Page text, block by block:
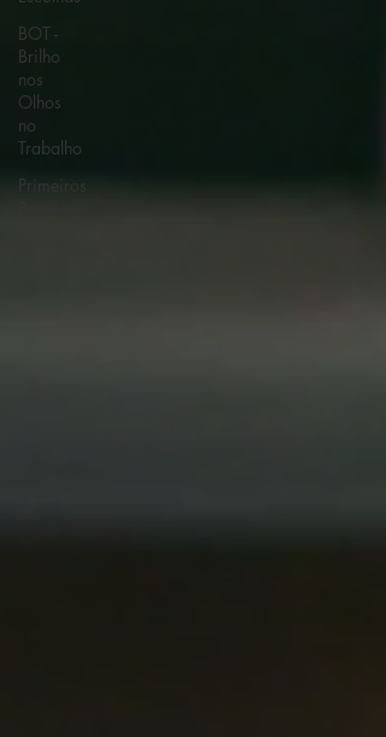
BOT -
Brilho
nos
Olhos
no
Trabalho
Primeiros